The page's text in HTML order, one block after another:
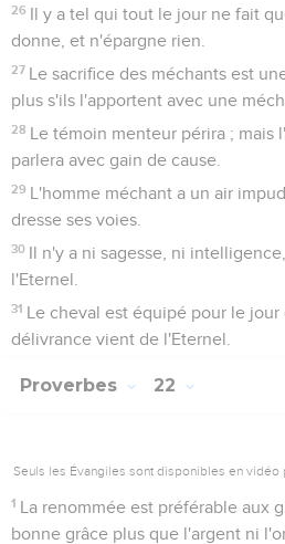
26 Il y a tel qui tout le jour ne fait
donne, et n'épargne rien.
27 Le sacrifice des méchants est
plus s'ils l'apportent avec une
28 Le témoin menteur périra ; mais
parlera avec gain de cause.
29 L'homme méchant a un air
dresse ses voies.
30 Il n'y a ni sagesse, ni
l'Eternel.
31 Le cheval est équipé pour le jour
délivrance vient de l'Eternel.
Proverbes 22
Seuls les Évangiles sont disponibles en vidéo
1 La renommée est préférable aux
bonne grâce plus que l'argent ni